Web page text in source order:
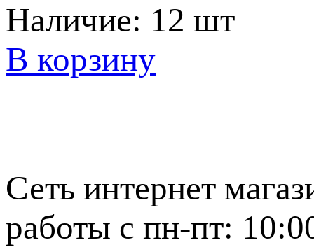
Наличие: 12 шт
В корзину
Сеть интернет
работы с пн-пт: